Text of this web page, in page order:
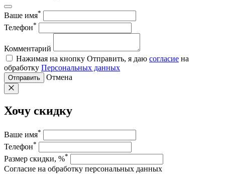
Ваше имя*
Телефон*
Комментарий
Нажимая на кнопку Отправить, я даю согласие на
обработку Персональных данных
Отправить Отмена
Хочу скидку
Ваше имя*
Телефон*
Размер скидки, %*
Согласие на обработку персональных данных